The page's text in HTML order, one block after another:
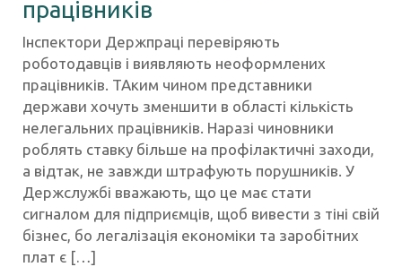
працівників
Інспектори Держпраці перевіряють
роботодавців і виявляють неоформлених
працівників. ТАким чином представники
держави хочуть зменшити в області кількість
нелегальних працівників. Наразі чиновники
роблять ставку більше на профілактичні заходи,
а відтак, не завжди штрафують порушників. У
Держслужбі вважають, що це має стати
сигналом для підприємців, щоб вивести з тіні свій
бізнес, бо легалізація економіки та заробітних
плат є […]